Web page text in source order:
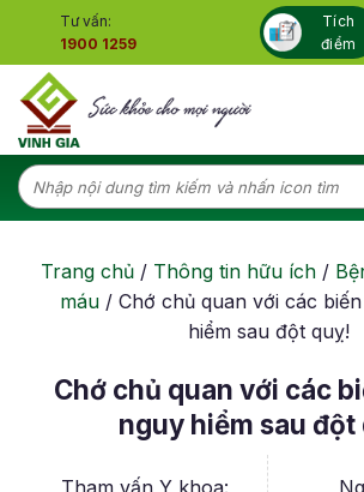
content
Tư vấn:
1900 1259
Tích
điểm
Tìm
kiếm:
Trang chủ/ Thông tin hữu ích/
máu / Chớ chủ quan với các
hiểm sau đột quỵ!
Chớ chủ quan với các
nguy hiểm sau đột
Tham vấn Y khoa: